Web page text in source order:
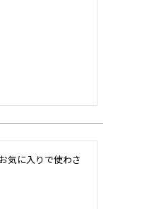
気に入りで使わさ